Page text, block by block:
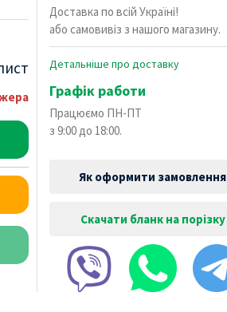
Доставка по всій Україні!
або самовивіз з нашого магазину.
Детальніше про доставку
Графік работи
Працюємо ПН-ПТ
з 9:00 до 18:00.
Як оформити замовлення
Скачати бланк на порізку